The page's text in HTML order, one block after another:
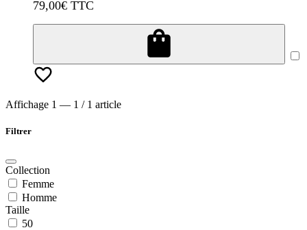
79,00€ TTC
Affichage 1 — 1 / 1 article
Filtrer
Collection
Femme
Homme
Taille
50